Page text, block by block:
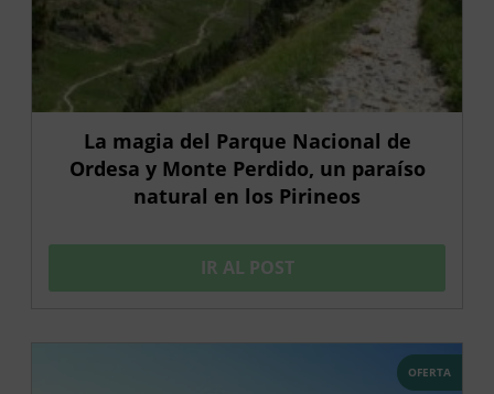
La magia del Parque Nacional de
Ordesa y Monte Perdido, un paraíso
natural en los Pirineos
IR AL POST
OFERTA